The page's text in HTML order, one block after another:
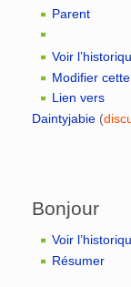
Parent
Voir
Modifier
Lien vers
Daintyjabie (
Bonjour
Voir
Résumer